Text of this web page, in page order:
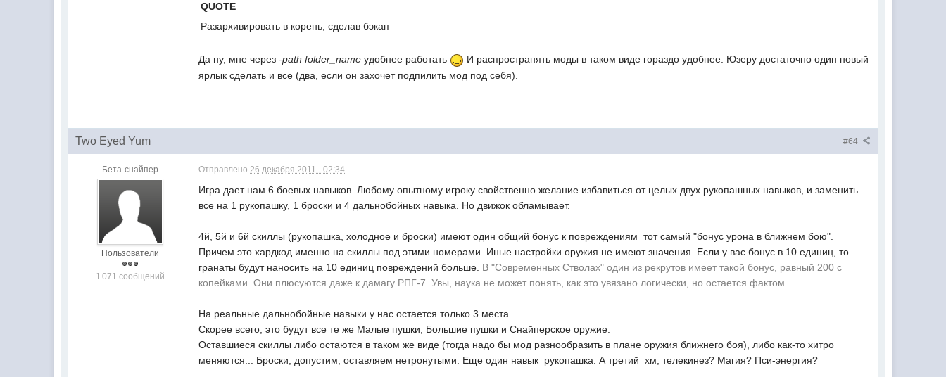
QUOTE
Разархивировать в корень, сделав бэкап
Да ну, мне через-path folder_name удобнее работать
И распространять моды в таком виде гораздо удобнее. Юзеру достаточно один новый
ярлык сделать и все (два, если он захочет подпилить мод под себя).
#64
Two Eyed Yum
Бета-снайпер
Пользователи
1 071 сообщений
Отправлено 26 декабря 2011 - 02:34
Игра дает нам 6 боевых навыков. Любому опытному игроку свойственно желание избавиться от целых двух рукопашных навыков, и заменить
все на 1 рукопашку, 1 броски и 4 дальнобойных навыка. Но движок обламывает.
4й, 5й и 6й скиллы (рукопашка, холодное и броски) имеют один общий бонус к повреждениям  тот самый "бонус урона в ближнем бою".
Причем это хардкод именно на скиллы под этими номерами. Иные настройки оружия не имеют значения. Если у вас бонус в 10 единиц, то
гранаты будут наносить на 10 единиц повреждений больше. В "Современных Стволах" один из рекрутов имеет такой бонус, равный 200 с
копейками. Они плюсуются даже к дамагу РПГ-7. Увы, наука не может понять, как это увязано логически, но остается фактом.
На реальные дальнобойные навыки у нас остается только 3 места.
Скорее всего, это будут все те же Малые пушки, Большие пушки и Снайперское оружие.
Оставшиеся скиллы либо остаются в таком же виде (тогда надо бы мод разнообразить в плане оружия ближнего боя), либо как-то хитро
меняются... Броски, допустим, оставляем нетронутыми. Еще один навык  рукопашка. А третий  хм, телекинез? Магия? Пси-энергия?